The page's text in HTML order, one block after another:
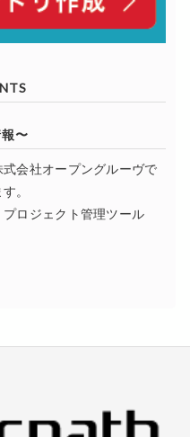
〜
会社オープングルーヴで
。
ロジェクト管理ツール